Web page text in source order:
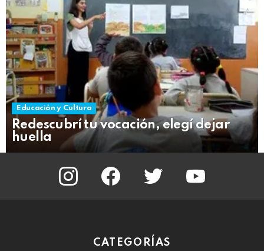
Educación y Cultura
Redescubrí tu vocación, elegí dejar
huella
instagram facebook twitter youtube
CATEGORÍAS